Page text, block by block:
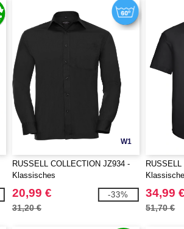
W1
RUSSELL COLLECTION JZ934 -
Klassisches
Baumwollmischgewebe Popeline
Hemd - Langarm
20,99 €
31,20 €
-33%
Kurzarm
34,99 €
51,70 €